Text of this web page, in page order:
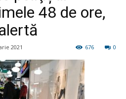
48 de ore,
2021 0
676